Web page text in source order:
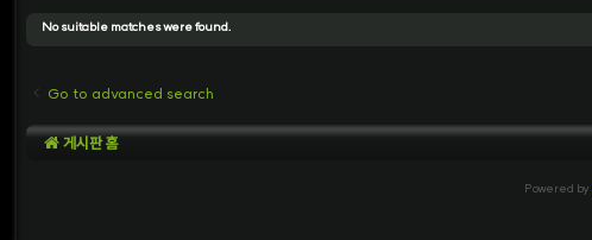
No suitable matches were found.
Go to advanced search
게시판 홈
Powered by